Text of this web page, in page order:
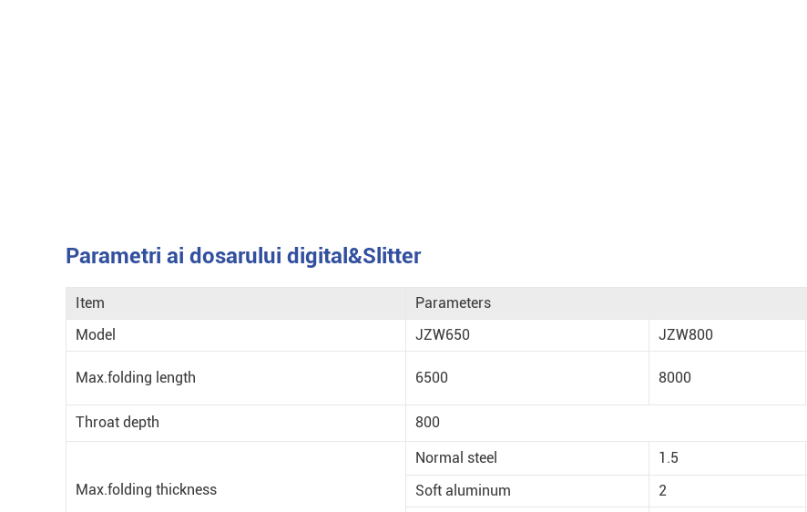
Parametri ai dosarului digital&Slitter
Item
Parameters
Model
JZW650 JZW800
Max.folding length 6500 8000
Throat depth 800
Max.folding thickness
Normal steel 1.5
Soft aluminum
2